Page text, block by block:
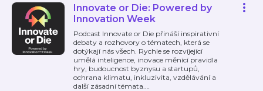
Innovate or Die: Powered by
Innovation Week
Podcast Innovate or Die přináší inspirativní
debaty a rozhovory o tématech, která se
dotýkají nás všech. Rychle se rozvíjející
umělá inteligence, inovace měnící pravidla
hry, budoucnost byznysu a startupů,
ochrana klimatu, inkluzivita, vzdělávání a
další zásadní témata.…